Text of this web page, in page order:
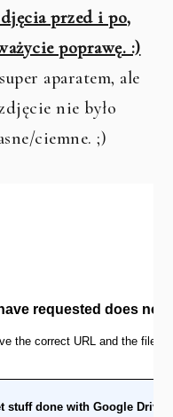
przed i po,
poprawę. :)
aparatem, ale
nie było
ciemne. ;)